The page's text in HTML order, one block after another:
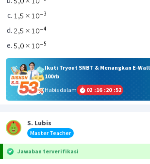
Ikuti Tryout SNBT & Menangkan E-
100rb
Habis dalam
02 :16 :20 :51
S. Lubis
Master Teacher
Jawaban terverifikasi